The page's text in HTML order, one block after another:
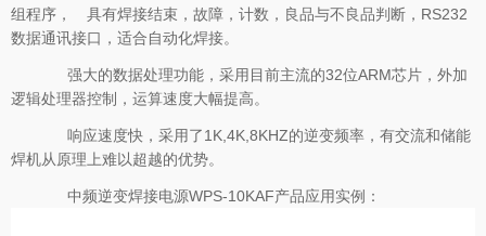
组程序， 具有焊接结束，故障，计数，良品与不良品判断，RS232
数据通讯接口，适合自动化焊接。
强大的数据处理功能，采用目前主流的32位ARM芯片，外加
逻辑处理器控制，运算速度大幅提高。
响应速度快，采用了1K,4K,8KHZ的逆变频率，有交流和储能
焊机从原理上难以超越的优势。
中频逆变焊接电源WPS-10KAF产品应用实例：